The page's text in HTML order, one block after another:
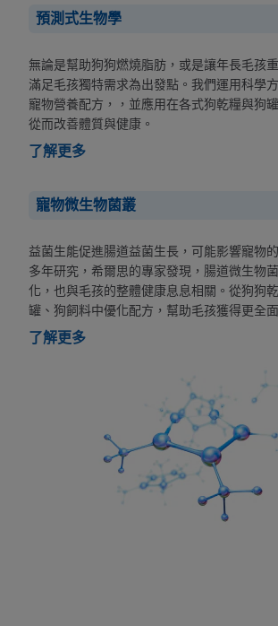
預測式生物學
無論是幫助狗狗燃燒脂肪，或是讓年長毛孩
滿足毛孩獨特需求為出發點。我們運用科學
寵物營養配方，，並應用在各式狗乾糧與狗
從而改善體質與健康。
了解更多
寵物微生物菌叢
益菌生能促進腸道益菌生長，可能影響寵物
多年研究，希爾思的專家發現，腸道微生物
化，也與毛孩的整體健康息息相關。從狗狗
罐、狗飼料中優化配方，幫助毛孩獲得更全
了解更多